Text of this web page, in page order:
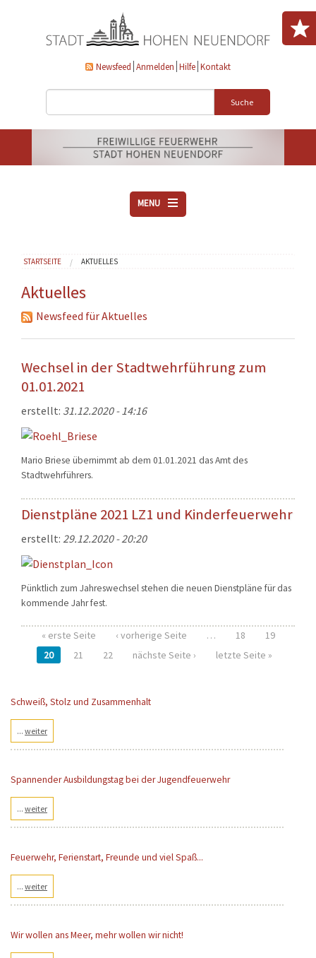
Newsfeed Anmelden Hilfe Kontakt
Suche
MENU
DOWNLOADS
Sie sind hier
STARTSEITE AKTUELLES
Aktuelles
Newsfeed für Aktuelles
Wechsel in der Stadtwehrführung zum
01.01.2021
erstellt: 31.12.2020 - 14:16
Mario Briese übernimmt ab dem 01.01.2021 das Amt des
Stadtwehrführers.
Dienstpläne 2021 LZ1 und Kinderfeuerwehr
erstellt: 29.12.2020 - 20:20
Pünktlich zum Jahreswechsel stehen die neuen Dienstpläne für das
kommende Jahr fest.
Seiten
« erste Seite ‹ vorherige Seite … 18
19
20
21 22 nächste Seite › letzte Seite »
Schweiß, Stolz und Zusammenhalt
... weiter
Spannender Ausbildungstag bei der Jugendfeuerwehr
... weiter
Feuerwehr, Ferienstart, Freunde und viel Spaß...
... weiter
Wir wollen ans Meer, mehr wollen wir nicht!